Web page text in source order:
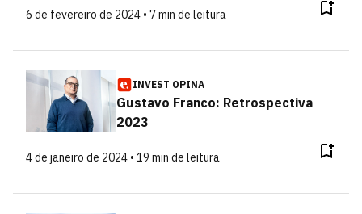
6 de fevereiro de 2024 • 7 min de leitura
INVEST OPINA
Gustavo Franco: Retrospectiva
2023
4 de janeiro de 2024 • 19 min de leitura